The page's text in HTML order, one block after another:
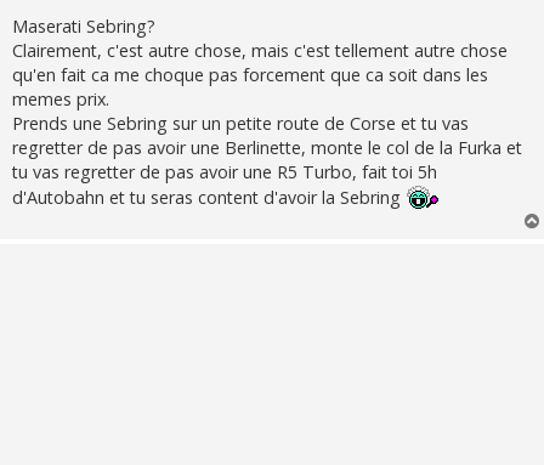
Maserati Sebring?
Clairement, c'est autre chose, mais c'est tellement autre chose
qu'en fait ca me choque pas forcement que ca soit dans les
memes prix.
Prends une Sebring sur un petite route de Corse et tu vas
regretter de pas avoir une Berlinette, monte le col de la Furka et
tu vas regretter de pas avoir une R5 Turbo, fait toi 5h
d'Autobahn et tu seras content d'avoir la Sebring